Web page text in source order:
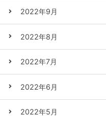
2022年9月
2022年8月
2022年7月
2022年6月
2022年5月